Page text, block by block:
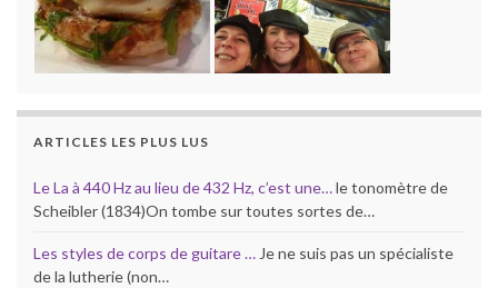
ARTICLES LES PLUS LUS
Le La à 440 Hz au lieu de 432 Hz, c’est une…le tonomètre de
Scheibler (1834)On tombe sur toutes sortes de…
Les styles de corps de guitare … Je ne suis pas un spécialiste
de la lutherie (non…